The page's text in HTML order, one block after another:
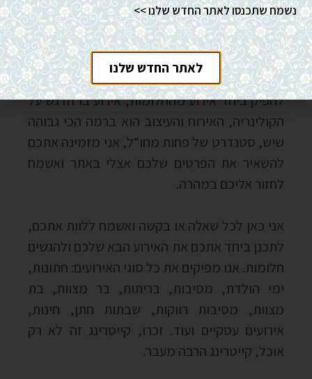
קייטרינג בוטיק לאירוע פרטי
אז אם אתם רוצים לשמוע עוד, אם אתם רוצים
להפיק ביחד אירוע מהחלומות, אירוע בו הדגש על
הקולינריה, האירוח והעיצוב הוא ברמה הכי גבוהה
שיש, סטנדרט של פחות מחו“ל, אני מזמינה אתכם
להשאיר את הפרטים שלכם אצלי באתר ואשמח
לחזור אליכם במהרה.
אני כאן לכל שאלה או בקשה ואשמח ללוות אתכם,
לתכנן ביחד אתכם את האירוע הבא שלכם ולהגשים
חלומות. אנו מפיקים את כל סוגי האירועים: חתונות,
ימי הולדת, מסיבות, בריתות, בר מצוות, בת
מצוות, מסיבות רווקות, שבתות חתן, חינות,
אירועים עסקיים ועוד. זכרו, קייטרינג זה לא רק
אוכל, קייטרינג הרבה מעבר.
נשמח שתכנסו לאתר החדש שלנו >>
לאתר החדש שלנו